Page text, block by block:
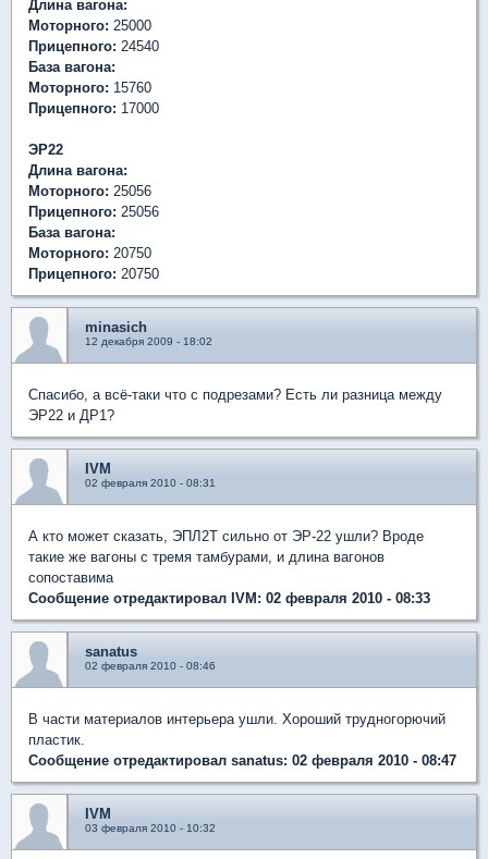
Длина вагона:
Моторного: 25000
Прицепного: 24540
База вагона:
Моторного: 15760
Прицепного: 17000
ЭР22
Длина вагона:
Моторного: 25056
Прицепного: 25056
База вагона:
Моторного: 20750
Прицепного: 20750
minasich
12 декабря 2009 - 18:02
Спасибо, а всё-таки что с подрезами? Есть ли разница между
ЭР22 и ДР1?
IVM
02 февраля 2010 - 08:31
А кто может сказать, ЭПЛ2Т сильно от ЭР-22 ушли? Вроде
такие же вагоны с тремя тамбурами, и длина вагонов
сопоставима
Сообщение отредактировал IVM: 02 февраля 2010 - 08:33
sanatus
02 февраля 2010 - 08:46
В части материалов интерьера ушли. Хороший трудногорючий
пластик.
Сообщение отредактировал sanatus: 02 февраля 2010 - 08:47
IVM
03 февраля 2010 - 10:32